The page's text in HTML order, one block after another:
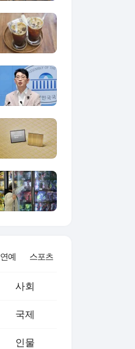
연예 스포츠
사회
국제
인물